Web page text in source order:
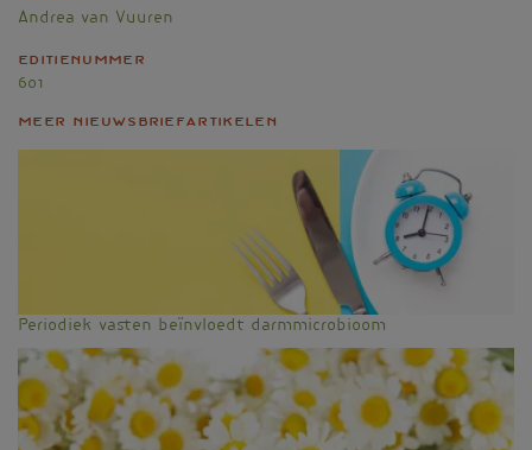
Andrea van Vuuren
Editienummer
601
Meer nieuwsbriefartikelen
Periodiek vasten beïnvloedt darmmicrobioom